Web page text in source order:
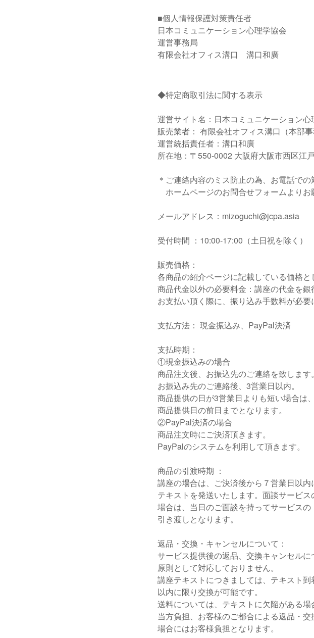
■個人情報保護対策責任者
日本コミュニケーション心理学協会
運営事務局
有限会社オフィス溝口 溝口和廣
◆特定商取引法に関する表示
運営サイト名：日本コミュニケーション心
販売業者： 有限会社オフィス溝口（本部事
運営統括責任者：溝口和廣
所在地：〒550-0002 大阪府大阪市西区江
＊ご連絡内容のミス防止の為、お電話での
ホームページのお問合せフォームよりお
メールアドレス：mizoguchi@jcpa.asia
受付時間 ：10:00-17:00（土日祝を除く）
販売価格：
各商品の紹介ページに記載している価格と
商品代金以外の必要料金：講座の代金を銀
お支払い頂く際に、振り込み手数料が必要
支払方法： 現金振込み、PayPal決済
支払時期：
①現金振込みの場合
商品注文後、お振込先のご連絡を致します。
お振込み先のご連絡後、3営業日以内。
商品提供の日が3営業日よりも短い場合は、
商品提供日の前日までとなります。
②PayPal決済の場合
商品注文時にご決済頂きます。
PayPalのシステムを利用して頂きます。
商品の引渡時期 ：
講座の場合は、ご決済後から７営業日以内
テキストを発送いたします。面談サービス
場合は、当日のご面談を持ってサービスの
引き渡しとなります。
返品・交換・キャンセルについて：
サービス提供後の返品、交換キャンセルに
原則として対応しておりません。
講座テキストにつきましては、テキスト到
以内に限り交換が可能です。
送料については、テキストに欠陥がある場
当方負担、お客様のご都合による返品・交
場合にはお客様負担となります。